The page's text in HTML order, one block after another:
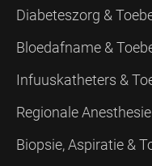
Diabeteszorg &
Bloedafname &
Infuuskatheters &
Regionale
Biopsie, Aspiratie &